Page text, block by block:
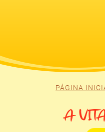
PÁGINA
A